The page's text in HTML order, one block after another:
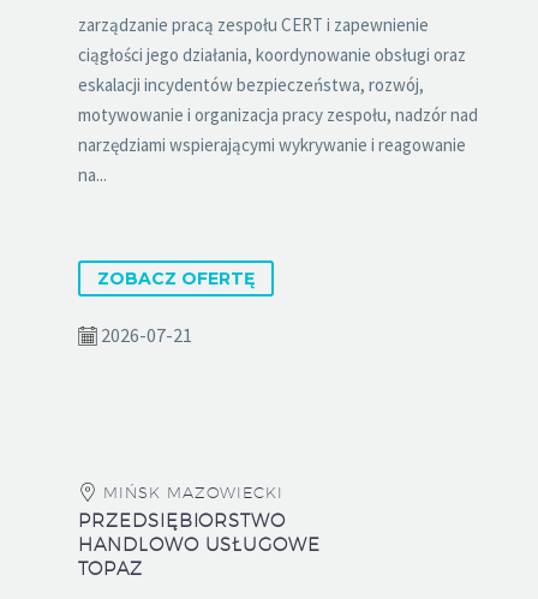
zarządzanie pracą zespołu CERT i zapewnienie
ciągłości jego działania, koordynowanie obsługi oraz
eskalacji incydentów bezpieczeństwa, rozwój,
motywowanie i organizacja pracy zespołu, nadzór nad
narzędziami wspierającymi wykrywanie i reagowanie
na...
ZOBACZ OFERTĘ
2026-07-21
MIŃSK MAZOWIECKI
PRZEDSIĘBIORSTWO
HANDLOWO USŁUGOWE
TOPAZ